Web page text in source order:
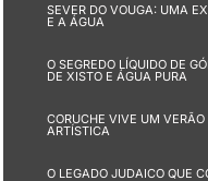
SEVER DO VOUGA: UMA
E A ÁGUA
O SEGREDO LÍQUIDO DE
DE XISTO E ÁGUA PURA
CORUCHE VIVE UM
ARTÍSTICA
O LEGADO JUDAICO QUE